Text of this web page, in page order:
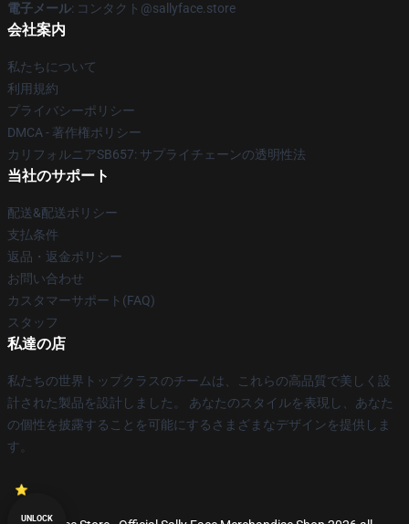
電子メール: コンタクト@sallyface.store
会社案内
私たちについて
利用規約
プライバシーポリシー
DMCA - 著作権ポリシー
カリフォルニアSB657: サプライチェーンの透明性法
当社のサポート
配送&配送ポリシー
支払条件
返品・返金ポリシー
お問い合わせ
カスタマーサポート(FAQ)
スタッフ
私達の店
私たちの世界トップクラスのチームは、これらの高品質で美しく設
計された製品を設計しました。 あなたのスタイルを表現し、あなた
の個性を披露することを可能にするさまざまなデザインを提供しま
す。
UNLOCK